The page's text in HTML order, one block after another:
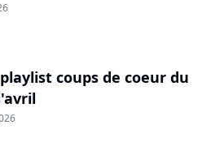
coups de coeur du